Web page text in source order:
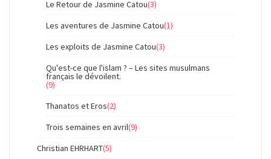
Le Retour de Jasmine Catou(3)
Les aventures de Jasmine Catou(1)
Les exploits de Jasmine Catou(3)
Qu'est-ce que l'islam ? – Les sites musulmans
français le dévoilent.
(9)
Thanatos et Eros(2)
Trois semaines en avril(9)
Christian EHRHART(5)